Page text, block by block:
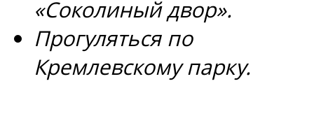
«Соколиный двор».
Прогуляться по
Кремлевскому парку.